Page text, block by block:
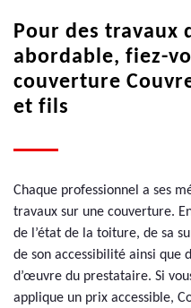
Pour des travaux
abordable, fiez-
couverture
et fils
Chaque professionnel a ses
travaux sur une couverture.
de l’état de la toiture, de sa
de son accessibilité ainsi que
d’œuvre du prestataire. Si
applique un prix accessible,